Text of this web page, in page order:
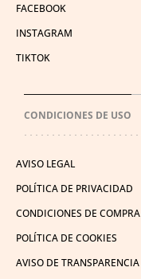
FACEBOOK
INSTAGRAM
TIKTOK
CONDICIONES DE USO
AVISO LEGAL
POLÍTICA DE PRIVACIDAD
CONDICIONES DE COMPRA
POLÍTICA DE COOKIES
AVISO DE TRANSPARENCIA